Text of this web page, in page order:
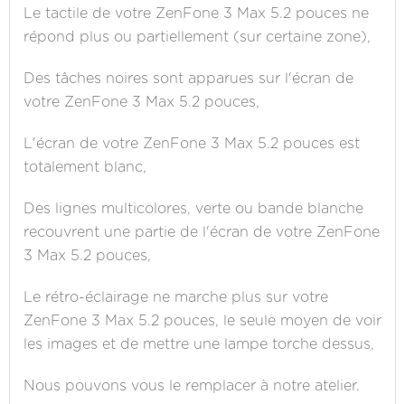
Le tactile de votre ZenFone 3 Max 5.2 pouces ne
répond plus ou partiellement (sur certaine zone),
Des tâches noires sont apparues sur l'écran de
votre ZenFone 3 Max 5.2 pouces,
L'écran de votre ZenFone 3 Max 5.2 pouces est
totalement blanc,
Des lignes multicolores, verte ou bande blanche
recouvrent une partie de l'écran de votre ZenFone
3 Max 5.2 pouces,
Le rétro-éclairage ne marche plus sur votre
ZenFone 3 Max 5.2 pouces, le seule moyen de voir
les images et de mettre une lampe torche dessus,
Nous pouvons vous le remplacer à notre atelier.